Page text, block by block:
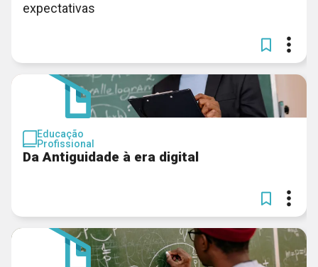
expectativas
Educação
Profissional
Da Antiguidade à era digital